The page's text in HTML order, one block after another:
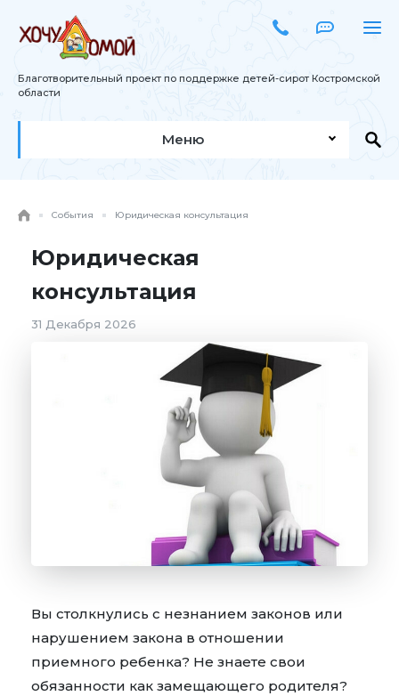
Благотворительный проект по поддержке детей-сирот Костромской
области
Меню
События Юридическая консультация
Юридическая
консультация
31 Декабря 2026
Вы столкнулись с незнанием законов или
нарушением закона в отношении
приемного ребенка? Не знаете свои
обязанности как замещающего родителя?